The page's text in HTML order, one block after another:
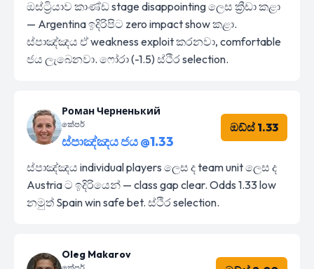
ඔස්ට්‍රියාව කාණ්ඩ stage disappointing ලෙස ක්‍රීඩා කළා
— Argentina ඉදිරිපිට zero impact show කළා.
ස්පාඤ්ඤය ඒ weakness exploit කරනවා, comfortable
ජය ලැබෙනවා. ෆෝරා (-1.5) ස්ථිර selection.
Роман Черненький
කේපර්
ස්පාඤ්ඤය ජය @1.33
ඔඩ්ස් 1.33
ස්පාඤ්ඤය individual players ලෙස ද team unit ලෙස ද
Austria ට ඉදිරියෙන් — class gap clear. Odds 1.33 low
නමුත් Spain win safe bet. ස්ථිර selection.
Oleg Makarov